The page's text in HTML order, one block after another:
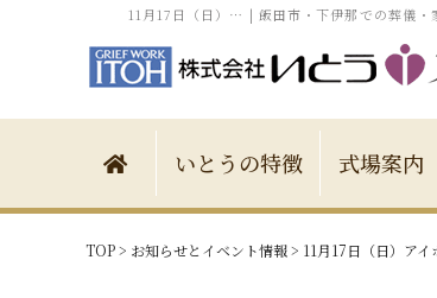
11月17日（日）… | 飯田市・下伊那での葬儀・
いとうの特徴 式場案内
TOP> お知らせとイベント情報> 11月17日（日）ア